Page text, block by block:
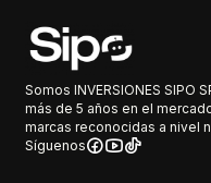
Somos INVERSIONES SIPO
más de 5 años en el
marcas reconocidas a nivel
Síguenos